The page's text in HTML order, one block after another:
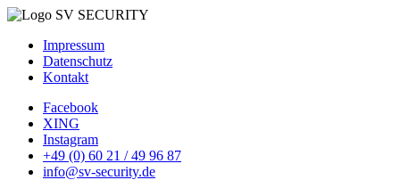
Impressum
Datenschutz
Kontakt
Facebook
XING
Instagram
+49 (0) 60 21 / 49 96 87
info@sv-security.de